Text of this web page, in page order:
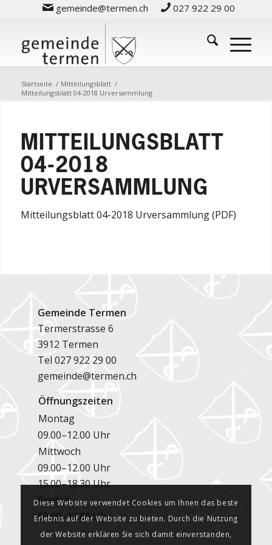
gemeinde@termen.ch 027 922 29 00
Startseite / Mitteilungsblatt /
Mitteilungsblatt 04-2018 Urversammlung
MITTEILUNGSBLATT
04-2018
URVERSAMMLUNG
Mitteilungsblatt 04-2018 Urversammlung (PDF)
Gemeinde Termen
Termerstrasse 6
3912 Termen
Tel027 922 29 00
gemeinde@termen.ch
Öffnungszeiten
Montag
09.00–12.00 Uhr
Mittwoch
09.00–12.00 Uhr
15.00–18.30 Uhr
Freitag
09.00–12.00 Uhr
Diese Website verwendet Cookies um Ihnen das beste
Erlebnis auf der Website zu bieten. Durch die Nutzung
der Website erklären Sie sich damit einverstanden,